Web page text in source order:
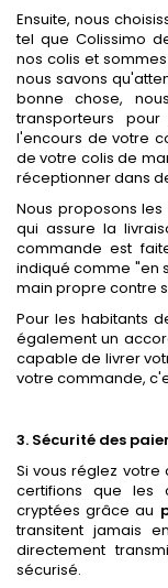
Ensuite, nous
tel que Colissimo
nos colis et
nous savons
bonne chose,
transporteurs
l'encours de votre
de votre colis de
réceptionner dans
Nous proposons les
qui assure la
commande est
indiqué comme "en
main propre contre
Pour les habitants
également un
capable de livrer
votre commande,
3. Sécurité des
Si vous réglez
certifions que les
cryptées grâce au
transitent jamais
directement
sécurisé.